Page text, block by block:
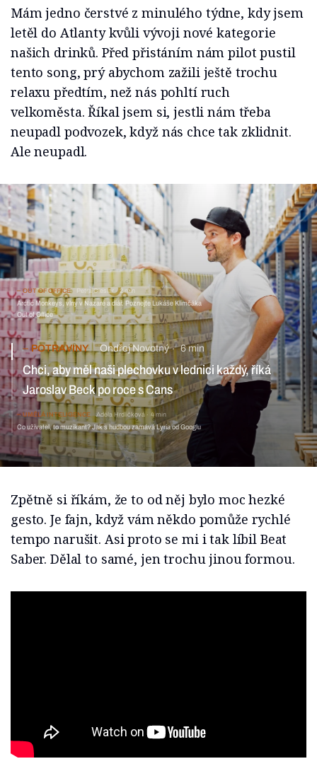
Mám jedno čerstvé z minulého týdne, kdy jsem
letěl do Atlanty kvůli vývoji nové kategorie
našich drinků. Před přistáním nám pilot pustil
tento song, prý abychom zažili ještě trochu
relaxu předtím, než nás pohltí ruch
velkoměsta. Říkal jsem si, jestli nám třeba
neupadl podvozek, když nás chce tak zklidnit.
Ale neupadl.
OUT OF OFFICE Petra Cieslar 2 min
Arctic Monkeys, vlny v Nazaré a diář. Poznejte Lukáše Klimčáka
Out of Office
POTRAVINY Ondřej Novotný 6 min
Chci, aby měl naši plechovku v lednici každý, říká
Jaroslav Beck po roce s Cans
UMĚLÁ INTELIGENCE Adéla Hrdličková 4 min
Co uživatel, to muzikant? Jak s hudbou zamává Lyria od Googlu
Zpětně si říkám, že to od něj bylo moc hezké
gesto. Je fajn, když vám někdo pomůže rychlé
tempo narušit. Asi proto se mi i tak líbil Beat
Saber. Dělal to samé, jen trochu jinou formou.